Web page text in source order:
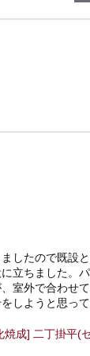
したので既設
立ちました。
室外で合わせ
しようと思って
成] 二丁掛平(